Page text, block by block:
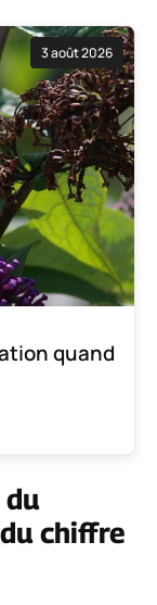
3 août 2026
quand
chiffre